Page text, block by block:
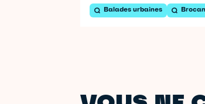
Balades urbaines